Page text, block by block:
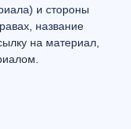
и стороны
название
на материал,